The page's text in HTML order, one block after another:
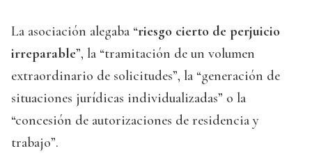
La asociación alegaba “riesgo cierto de perjuicio
irreparable”, la “tramitación de un volumen
extraordinario de solicitudes”, la “generación de
situaciones jurídicas individualizadas” o la
“concesión de autorizaciones de residencia y
trabajo”.